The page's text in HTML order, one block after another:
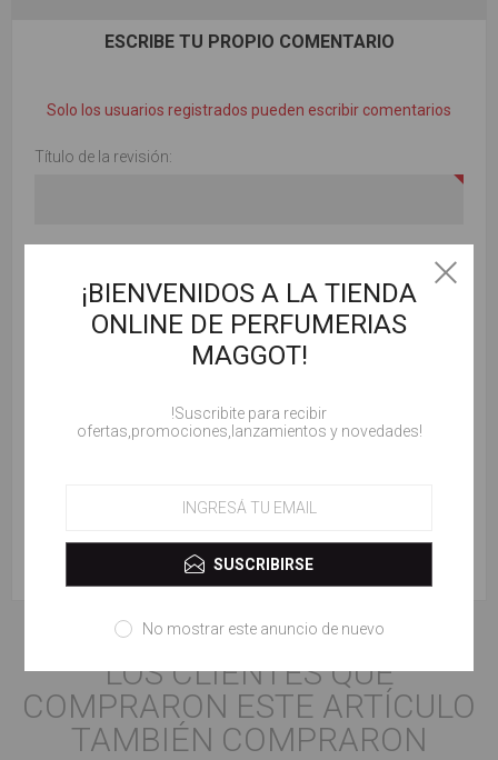
ESCRIBE TU PROPIO COMENTARIO
Solo los usuarios registrados pueden escribir comentarios
Título de la revisión:
LOS CLIENTES QUE
COMPRARON ESTE ARTÍCULO
TAMBIÉN COMPRARON
¡BIENVENIDOS A LA TIENDA
ONLINE DE PERFUMERIAS
MAGGOT!
!Suscribite para recibir
ofertas,promociones,lanzamientos y novedades!
SUSCRIBIRSE
No mostrar este anuncio de nuevo